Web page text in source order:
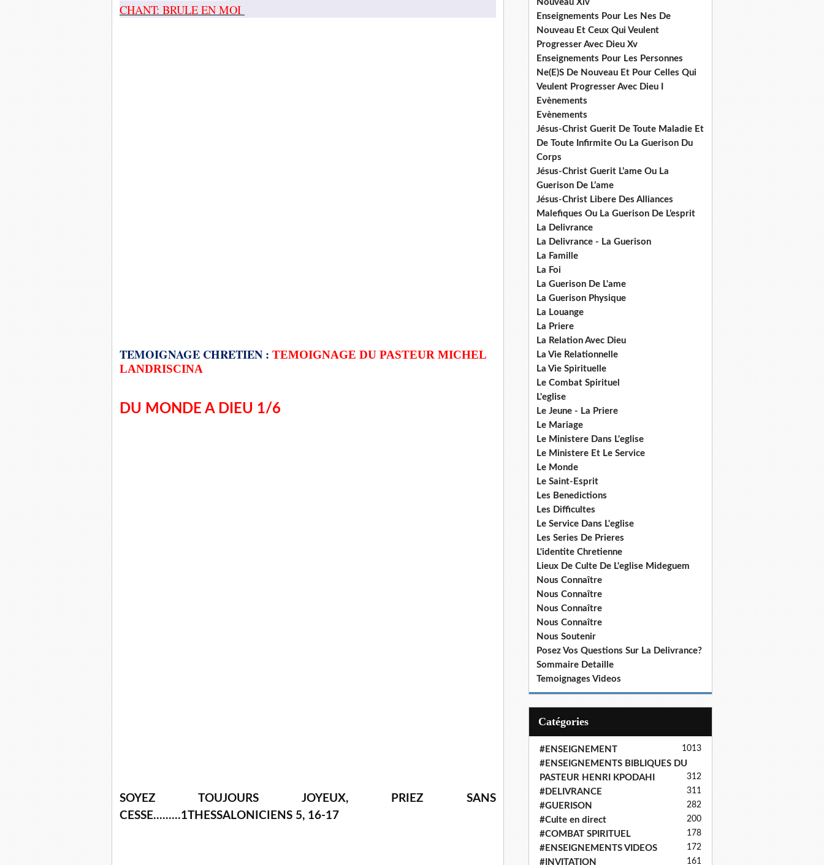
CHANT: BRULE EN MOI
TEMOIGNAGE CHRETIEN : TEMOIGNAGE DU PASTEUR MICHEL
LANDRISCINA
DU MONDE A DIEU 1/6
SOYEZ TOUJOURS JOYEUX, PRIEZ SANS
CESSE.........1THESSALONICIENS 5, 16-17
Nouveau Xiv
Enseignements Pour Les Nes De
Nouveau Et Ceux Qui Veulent
Progresser Avec Dieu Xv
Enseignements Pour Les Personnes
Ne(E)S De Nouveau Et Pour Celles Qui
Veulent Progresser Avec Dieu I
Evènements
Evènements
Jésus-Christ Guerit De Toute Maladie Et
De Toute Infirmite Ou La Guerison Du
Corps
Jésus-Christ Guerit L’ame Ou La
Guerison De L’ame
Jésus-Christ Libere Des Alliances
Malefiques Ou La Guerison De L’esprit
La Delivrance
La Delivrance - La Guerison
La Famille
La Foi
La Guerison De L'ame
La Guerison Physique
La Louange
La Priere
La Relation Avec Dieu
La Vie Relationnelle
La Vie Spirituelle
Le Combat Spirituel
L'eglise
Le Jeune - La Priere
Le Mariage
Le Ministere Dans L'eglise
Le Ministere Et Le Service
Le Monde
Le Saint-Esprit
Les Benedictions
Les Difficultes
Le Service Dans L'eglise
Les Series De Prieres
L'identite Chretienne
Lieux De Culte De L'eglise Mideguem
Nous Connaître
Nous Connaître
Nous Connaître
Nous Connaître
Nous Soutenir
Posez Vos Questions Sur La Delivrance?
Sommaire Detaille
Temoignages Videos
Catégories
#ENSEIGNEMENT 1013
#ENSEIGNEMENTS BIBLIQUES DU
PASTEUR HENRI KPODAHI
312
#DELIVRANCE 311
#GUERISON 282
#Culte en direct 200
#COMBAT SPIRITUEL 178
#ENSEIGNEMENTS VIDEOS 172
#INVITATION 161